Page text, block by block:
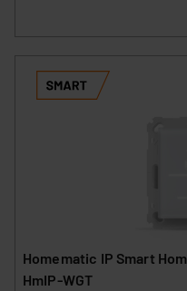
Homematic IP Smart
HmIP-WGT